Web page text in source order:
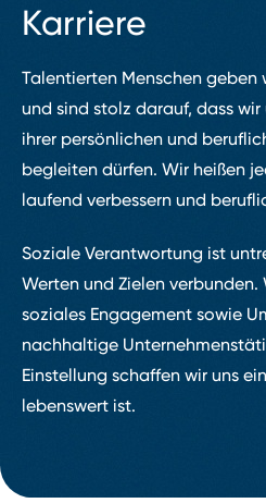
Karriere
Talentierten Menschen geben
und sind stolz darauf, dass
ihrer persönlichen und
begleiten dürfen. Wir heißen
laufend verbessern und
Soziale Verantwortung ist
Werten und Zielen
soziales Engagement sowie
nachhaltige
Einstellung schaffen wir uns
lebenswert ist.